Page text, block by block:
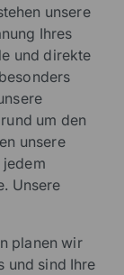
unsere
Ihres
und direkte
um den
unsere
jedem
Unsere
planen wir
und sind Ihre